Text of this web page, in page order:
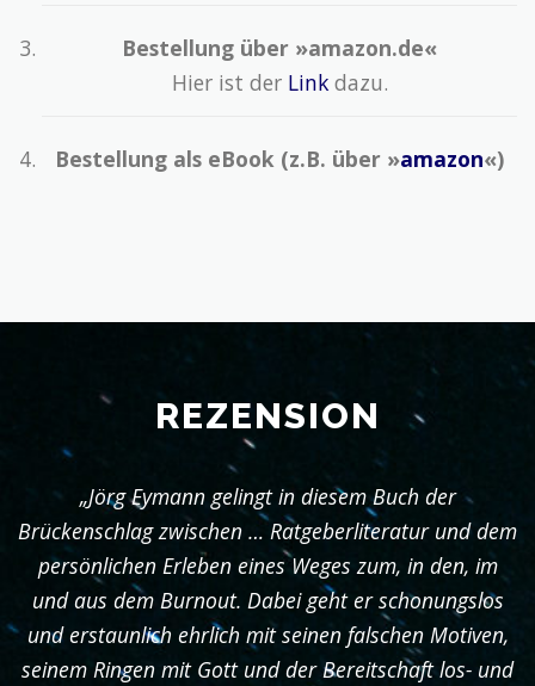
Bestellung über »amazon.de«
Hier ist der Linkdazu.
Bestellung als eBook (z.B. über »amazon«)
REZENSION
„Jörg Eymann gelingt in diesem Buch der
Brückenschlag zwischen … Ratgeberliteratur und dem
persönlichen Erleben eines Weges zum, in den, im
und aus dem Burnout. Dabei geht er schonungslos
und erstaunlich ehrlich mit seinen falschen Motiven,
seinem Ringen mit Gott und der Bereitschaft los- und